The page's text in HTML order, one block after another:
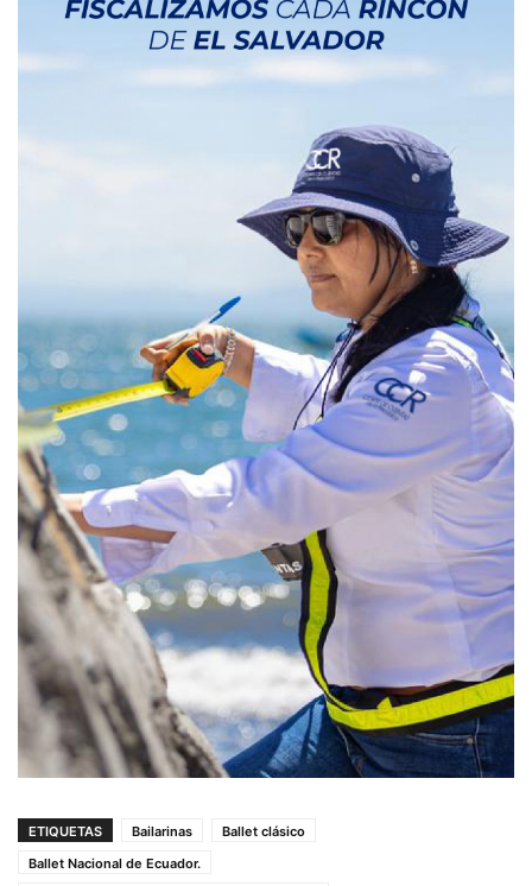
ETIQUETAS Bailarinas
Ballet clásico
Ballet Nacional de Ecuador.